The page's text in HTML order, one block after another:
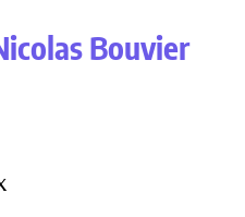
Bouvier